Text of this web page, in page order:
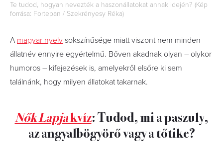
Te tudod, hogyan nevezték a haszonállatokat annak idején? (Kép
forrása: Fortepan / Szekrényesy Réka)
A magyar nyelv sokszínűsége miatt viszont nem minden
állatnév ennyire egyértelmű. Bőven akadnak olyan – olykor
humoros – kifejezések is, amelyekről elsőre ki sem
találnánk, hogy milyen állatokat takarnak.
Nők Lapjakvíz: Tudod, mi a paszuly,
az angyalbögyörő vagy a tőtike?